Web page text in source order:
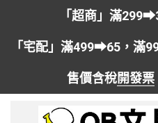
「超商」滿
「宅配」滿499➡65，滿
售價含稅開發票